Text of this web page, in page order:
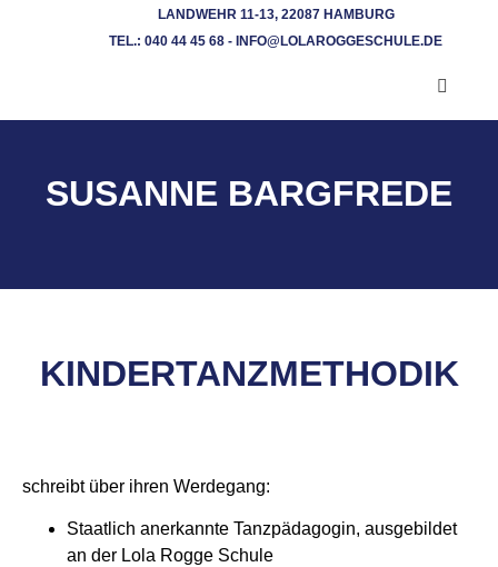
LANDWEHR 11-13, 22087 HAMBURG
TEL.: 040 44 45 68 - INFO@LOLAROGGESCHULE.DE​
SUSANNE BARGFREDE
KINDERTANZMETHODIK
schreibt über ihren Werdegang:
Staatlich anerkannte Tanzpädagogin, ausgebildet
an der Lola Rogge Schule